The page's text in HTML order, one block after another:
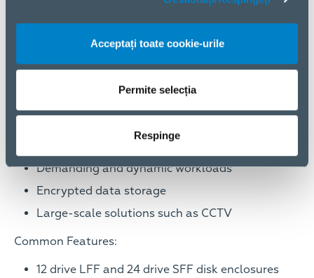
Acceptați toate cookie-urile
Permite selecția
Respinge
combination of SSDs, Enterprise SAS, or MidLine
SAS HDDs.
Demanding and dynamic workloads
Encrypted data storage
Large-scale solutions such as CCTV
Common Features:
12 drive LFF and 24 drive SFF disk enclosures